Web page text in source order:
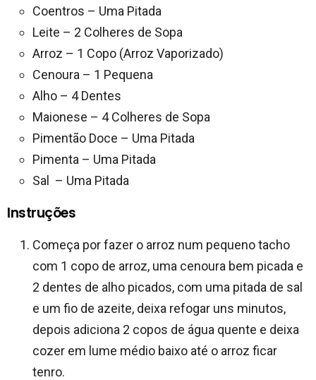
Coentros – Uma Pitada
Leite – 2 Colheres de Sopa
Arroz – 1 Copo (Arroz Vaporizado)
Cenoura – 1 Pequena
Alho – 4 Dentes
Maionese – 4 Colheres de Sopa
Pimentão Doce – Uma Pitada
Pimenta – Uma Pitada
Sal – Uma Pitada
Instruções
Começa por fazer o arroz num pequeno tacho
com 1 copo de arroz, uma cenoura bem picada e
2 dentes de alho picados, com uma pitada de sal
e um fio de azeite, deixa refogar uns minutos,
depois adiciona 2 copos de água quente e deixa
cozer em lume médio baixo até o arroz ficar
tenro.